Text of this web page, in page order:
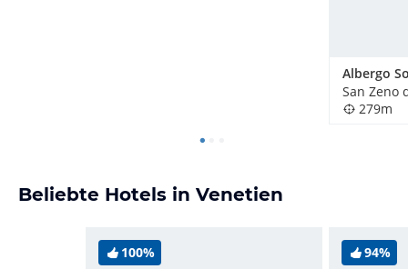
Albergo
San Zeno
279m
Beliebte Hotels in Venetien
100% 94%